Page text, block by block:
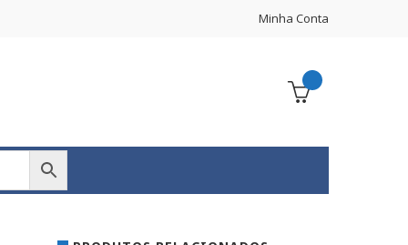
Minha Conta